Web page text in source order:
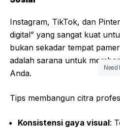
Instagram, TikTok, dan
digital” yang sangat kuat
bukan sekadar tempat
adalah sarana untuk
Anda.
Tips membangun citra
Konsistensi gaya visual: